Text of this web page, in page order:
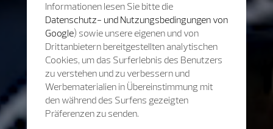
Informationen lesen Sie bitte die
Datenschutz- und Nutzungsbedingungen von
Google) sowie unsere eigenen und von
Drittanbietern bereitgestellten analytischen
Cookies, um das Surferlebnis des Benutzers
zu verstehen und zu verbessern und
Werbematerialien in Übereinstimmung mit
den während des Surfens gezeigten
Präferenzen zu senden.